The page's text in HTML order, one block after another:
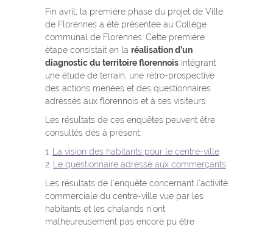
Fin avril, la première phase du projet de Ville
de Florennes a été présentée au Collège
communal de Florennes. Cette première
étape consistait en la réalisation d’un
diagnostic du territoire florennois intégrant
une étude de terrain, une rétro-prospective
des actions menées et des questionnaires
adressés aux florennois et à ses visiteurs.
Les résultats de ces enquêtes peuvent être
consultés dès à présent:
1.
La vision des habitants pour le centre-ville
2.
Le questionnaire adressé aux commerçants
Les résultats de l’enquête concernant l’activité
commerciale du centre-ville vue par les
habitants et les chalands n’ont
malheureusement pas encore pu être